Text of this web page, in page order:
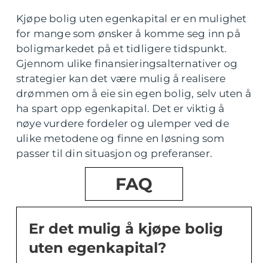
Kjøpe bolig uten egenkapital er en mulighet
for mange som ønsker å komme seg inn på
boligmarkedet på et tidligere tidspunkt.
Gjennom ulike finansieringsalternativer og
strategier kan det være mulig å realisere
drømmen om å eie sin egen bolig, selv uten å
ha spart opp egenkapital. Det er viktig å
nøye vurdere fordeler og ulemper ved de
ulike metodene og finne en løsning som
passer til din situasjon og preferanser.
FAQ
Er det mulig å kjøpe bolig
uten egenkapital?